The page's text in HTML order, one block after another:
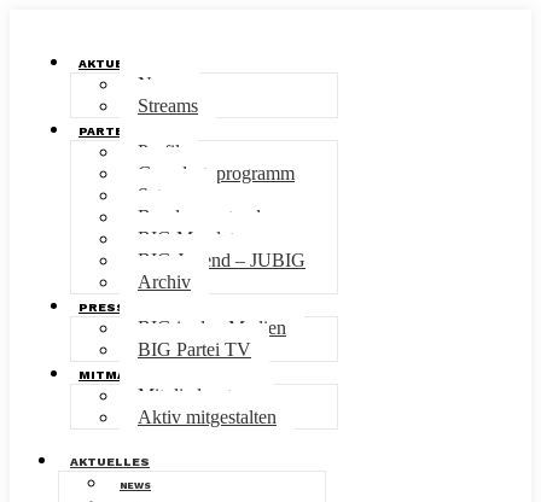
AKTUELLES
News
Streams
PARTEI
Profil
Grundsatzprogramm
Satzung
Bundesvorstand
BIG Mandate
BIG Jugend – JUBIG
Archiv
PRESSE
BIG in den Medien
BIG Partei TV
MITMACHEN
Mitgliedsantrag
Aktiv mitgestalten
AKTUELLES
NEWS